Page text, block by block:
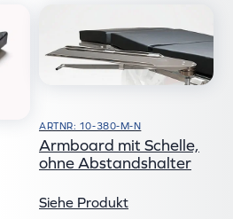
ARTNR: 10-380-M-N
Armboard mit Schelle,
ohne Abstandshalter
Siehe Produkt